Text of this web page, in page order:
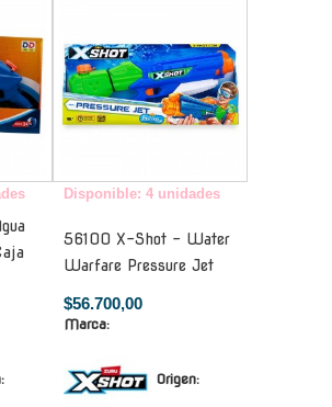
Disponible: 4 unidades
56100 X-Shot - Water
Warfare Pressure Jet
$56.700,00
Marca:
Origen: